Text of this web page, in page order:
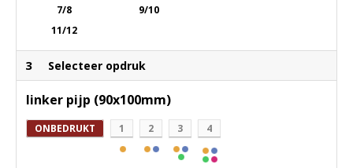
7/8
9/10
11/12
3 Selecteer opdruk
linker pijp (90x100mm)
ONBEDRUKT 1 2 3 4